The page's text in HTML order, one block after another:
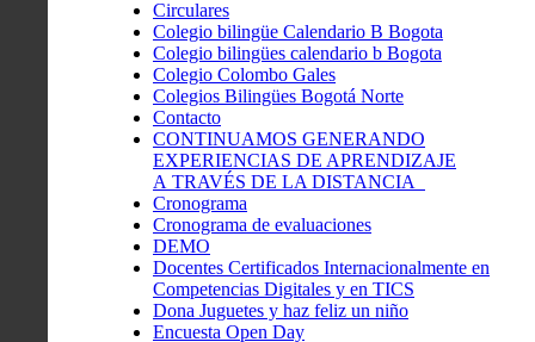
Circulares
Colegio bilingüe Calendario B Bogota
Colegio bilingües calendario b Bogota
Colegio Colombo Gales
Colegios Bilingües Bogotá Norte
Contacto
CONTINUAMOS GENERANDO
EXPERIENCIAS DE APRENDIZAJE
A TRAVÉS DE LA DISTANCIA
Cronograma
Cronograma de evaluaciones
DEMO
Docentes Certificados Internacionalmente en
Competencias Digitales y en TICS
Dona Juguetes y haz feliz un niño
Encuesta Open Day